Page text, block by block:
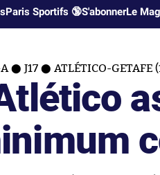
Paris Sportifs 🔞S'abonnerLe
J17 ATLÉTICO-GETAFE